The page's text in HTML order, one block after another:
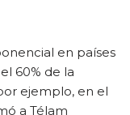
en países
60% de la
ejemplo, en el
a Télam